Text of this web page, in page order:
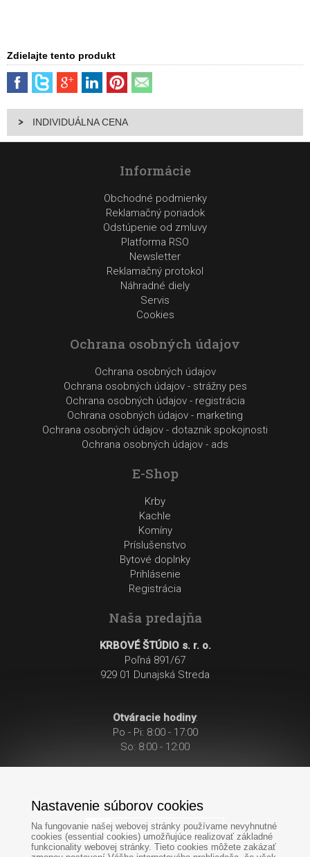
Zdielajte tento produkt
INDIVIDUÁLNA CENA
Informácie
Obchodné podmienky
Reklamačný poriadok
Odstúpenie od zmluvy
Platforma RSO
Newsletter
Reklamačný protokol
Náhradné diely
Servis
Cookies
Ochrana osobných údajov
Ochrana osobných údajov
Ochrana osobných údajov - strážny pes
Ochrana osobných údajov - registrácia
Ochrana osobných údajov - marketing
Ochrana osobných údajov - dotaznik spokojnosti
Ochrana osobných údajov - ads
E-Shop
Krby
Kachle
Komíny
Príslušenstvo
Bytové doplnky
Prihlásenie
Registrácia
Naša predajňa
KRBOVÉ ŠTÚDIO s. r. o.
Poľná 891/67
929 01 Dunajská Streda
Otváracie hodiny:
Po - Pi: 8:00 - 17:00
So: 8:00 - 12:00
Nastavenie súborov cookies
Na fungovanie našej webovej stránky používame nevyhnutné
cookies (essential cookies) umožňujúce realizovať základné
funkcionality webovej stránky. Tieto cookies môžete zakázať